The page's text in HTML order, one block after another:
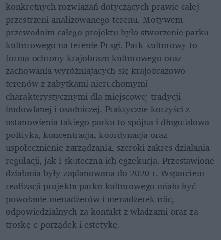
konkretnych rozwiązań dotyczących prawie całej
przestrzeni analizowanego terenu. Motywem
przewodnim całego projektu było stworzenie parku
kulturowego na terenie Pragi. Park kulturowy to
forma ochrony krajobrazu kulturowego oraz
zachowania wyróżniających się krajobrazowo
terenów z zabytkami nieruchomymi
charakterystycznymi dla miejscowej tradycji
budowlanej i osadniczej. Praktyczne korzyści z
ustanowienia takiego parku to spójna i długofalowa
polityka, koncentracja, koordynacja oraz
uspołecznienie zarządzania, szeroki zakres działania
regulacji, jak i skuteczna ich egzekucja. Przestawione
działania były zaplanowana do 2020 r. Wsparciem
realizacji projektu parku kulturowego miało być
powołanie menadżerów i menadżerek ulic,
odpowiedzialnych za kontakt z władzami oraz za
troskę o porządek i estetykę.